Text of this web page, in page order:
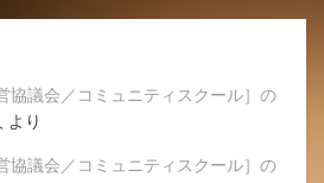
協議会／コミュニティスクール］の
より
協議会／コミュニティスクール］の